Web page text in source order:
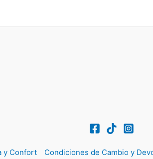
y Confort Condiciones de Cambio y